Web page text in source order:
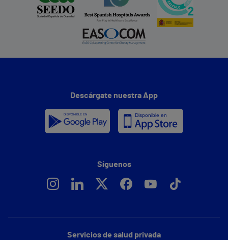
Servicios de salud privada
Descárgate nuestra App
Síguenos